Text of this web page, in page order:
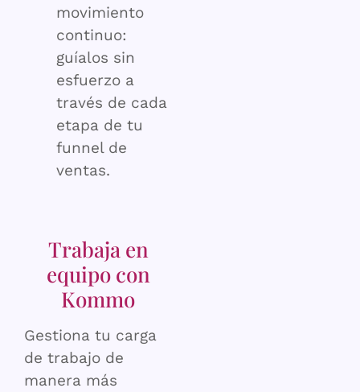
movimiento
continuo:
guíalos sin
esfuerzo a
través de cada
etapa de tu
funnel de
ventas.
Trabaja en
equipo con
Kommo
Gestiona tu carga
de trabajo de
manera más